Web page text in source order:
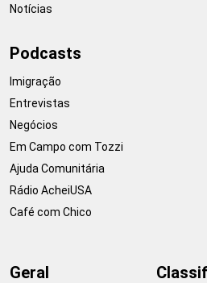
Notícias
Podcasts
Imigração
Entrevistas
Negócios
Em Campo com Tozzi
Ajuda Comunitária
Rádio AcheiUSA
Café com Chico
Geral